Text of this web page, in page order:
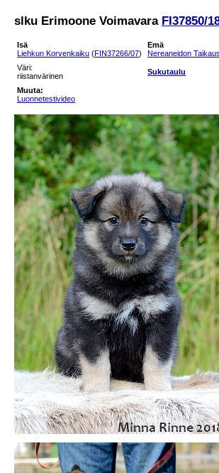
slku Erimoone Voimavara FI37850/
Isä
Liehkun Korvenkaiku (FIN37266/07)
Emä
Nereaneidon
Väri:
riistanvärinen
Sukutaulu
Muuta:
Luonnetestivideo